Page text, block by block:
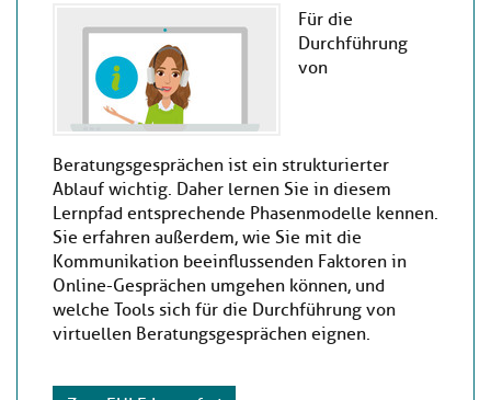
Für die
Durchführung
von
Beratungsgesprächen ist ein strukturierter
Ablauf wichtig. Daher lernen Sie in diesem
Lernpfad entsprechende Phasenmodelle kennen.
Sie erfahren außerdem, wie Sie mit die
Kommunikation beeinflussenden Faktoren in
Online-Gesprächen umgehen können, und
welche Tools sich für die Durchführung von
virtuellen Beratungsgesprächen eignen.